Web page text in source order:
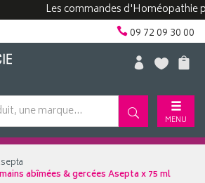
Les commandes d'Homéopathie
09 72 09 30 00
MENU
abîmées & gercées Asepta x 75 ml